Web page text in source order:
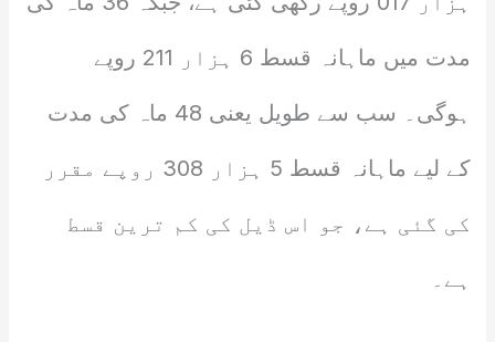
مدت میں ماہانہ قسط 6 ہزار 211 روپے
ہوگی۔ سب سے طویل یعنی 48 ماہ کی مدت
کے لیے ماہانہ قسط 5 ہزار 308 روپے مقرر
کی گئی ہے، جو اس ڈیل کی کم ترین قسط
ہے۔